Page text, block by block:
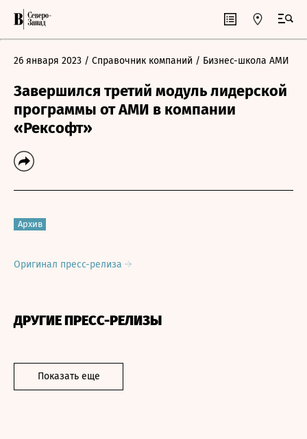
26 января 2023 / Справочник компаний / Бизнес-школа АМИ
Завершился третий модуль лидерской
программы от АМИ в компании
«Рексофт»
Архив
Оригинал пресс-релиза
ДРУГИЕ ПРЕСС-РЕЛИЗЫ
Показать еще